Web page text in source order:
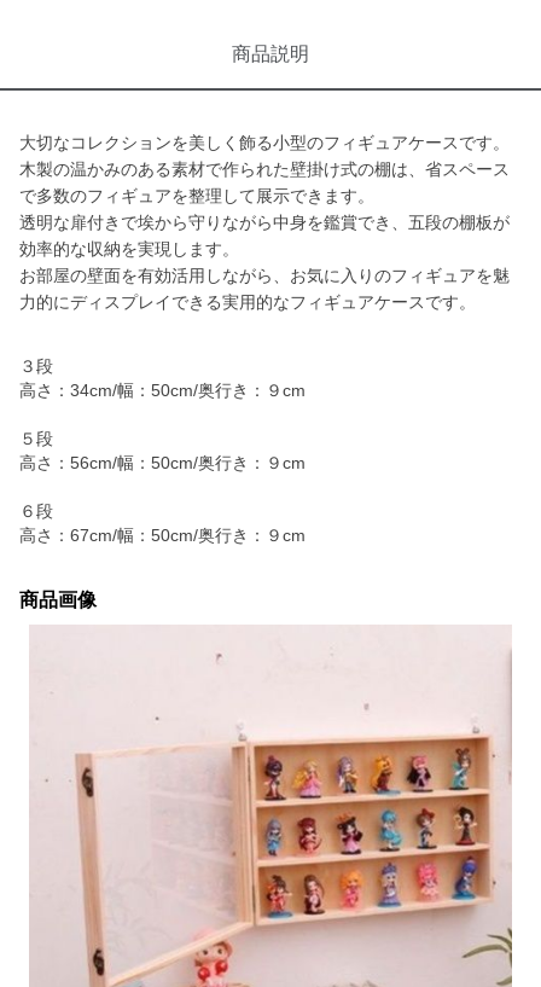
商品説明
大切なコレクションを美しく飾る小型のフィギュアケースです。
木製の温かみのある素材で作られた壁掛け式の棚は、省スペース
で多数のフィギュアを整理して展示できます。
透明な扉付きで埃から守りながら中身を鑑賞でき、五段の棚板が
効率的な収納を実現します。
お部屋の壁面を有効活用しながら、お気に入りのフィギュアを魅
力的にディスプレイできる実用的なフィギュアケースです。
３段
高さ：34cm/幅：50cm/奥行き：９cm
５段
高さ：56cm/幅：50cm/奥行き：９cm
６段
高さ：67cm/幅：50cm/奥行き：９cm
商品画像